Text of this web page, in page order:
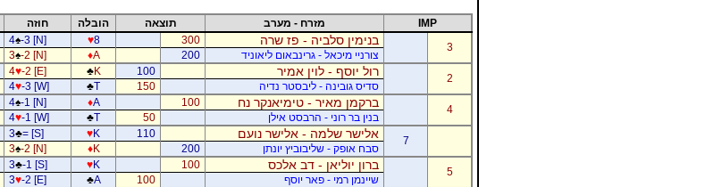
IMP מזרח - מערב תוצאה הובלה חוזה
3
בנימין סלביה - פז שרה 300
♥8
4♠-3 [N]
צורניי מיכאל - גרינבאום ליאוניד
200
♦A
3♠-2 [N]
2
רול יוסף - לוין אמיר 100
♣K
4♥-2 [E]
סדיס גובינה - ליבסטר נדיה
150
♣T
4♥-3 [W]
4
ברקמן מאיר - טימיאנקר נח 100
♦A
4♠-1 [N]
בנין בר רוני - הרבסט אילן
50
♣T
4♥-1 [W]
7
אלישר שלמה - אלישר נועם 110
♥K
3♣= [S]
סבח אופק - שליבוביץ יונתן
200
♦K
3♠-2 [N]
5
ברון יוליאן - דב אלכס 100
♥K
3♣-1 [S]
שיינמן רמי - פאר יוסף
100
♣A
3♥-2 [E]